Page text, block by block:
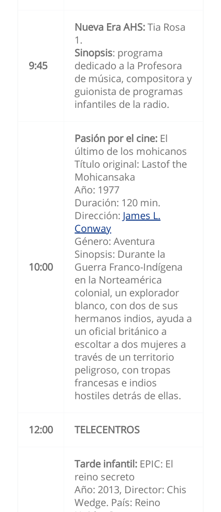
9:45
Nueva Era AHS:Tia Rosa
1.
Sinopsis: programa
dedicado a la Profesora
de música, compositora y
guionista de programas
infantiles de la radio.
10:00
Pasión por el cine: El
último de los mohicanos
Título original: Lastof the
Mohicansaka
Año: 1977
Duración: 120 min.
Dirección: James L.
Conway
Género: Aventura
Sinopsis: Durante la
Guerra Franco-Indígena
en la Norteamérica
colonial, un explorador
blanco, con dos de sus
hermanos indios, ayuda a
un oficial británico a
escoltar a dos mujeres a
través de un territorio
peligroso, con tropas
francesas e indios
hostiles detrás de ellas.
12:00 TELECENTROS
Tarde infantil: EPIC: El
reino secreto
Año: 2013, Director: Chis
Wedge. País: Reino